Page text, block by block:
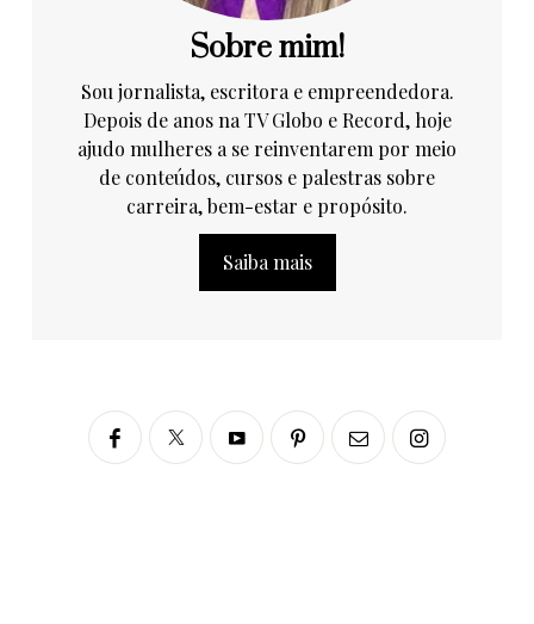
Sobre mim!
Sou jornalista, escritora e empreendedora.
Depois de anos na TV Globo e Record, hoje
ajudo mulheres a se reinventarem por meio
de conteúdos, cursos e palestras sobre
carreira, bem-estar e propósito.
Saiba mais